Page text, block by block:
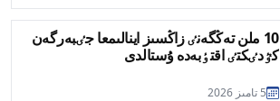
10 ملن تەڭگەنٸ زاڭسىز اينالىمعا جٸبەرگەن
كٷدٸكتٸ اقتٶبەدە ۇستالدى
5 تامىز 2026